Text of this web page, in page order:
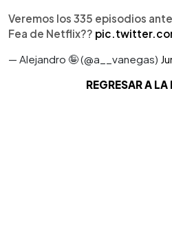
Veremos los 335 episodios
Fea de Netflix??
— Alejandro 🤪 (@a__vanegas)
REGRESAR A